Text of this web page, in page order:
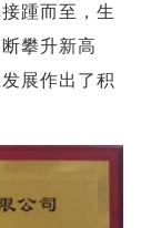
踵而至，生
攀升新高
展作出了积